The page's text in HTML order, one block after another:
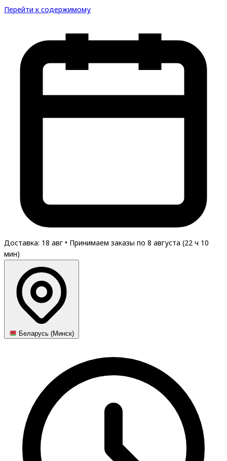
Перейти к содержимому
Доставка: 18 авг • Принимаем заказы по 8 августа (22 ч 10
мин)
Беларусь (Минск)